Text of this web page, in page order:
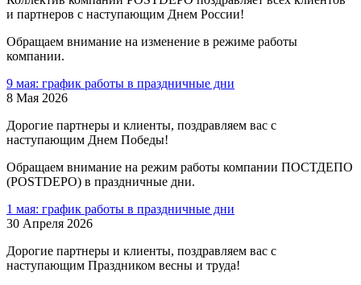
и партнеров с наступающим Днем России!
Обращаем внимание на изменение в режиме работы
компании.
9 мая: график работы в праздничные дни
8 Мая 2026
Дорогие партнеры и клиенты, поздравляем вас с
наступающим Днем Победы!
Обращаем внимание на режим работы компании ПОСТДЕПО
(POSTDEPO) в праздничные дни.
1 мая: график работы в праздничные дни
30 Апреля 2026
Дорогие партнеры и клиенты, поздравляем вас с
наступающим Праздником весны и труда!